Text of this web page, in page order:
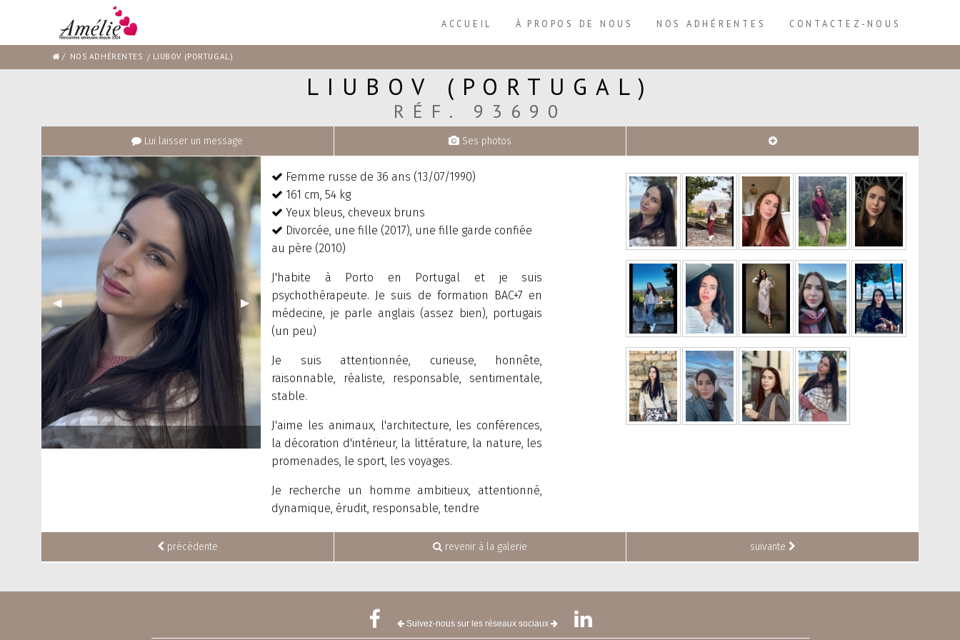
ACCUEIL À PROPOS DE NOUS NOS ADHÉRENTES CONTACTEZ-NOUS
/ NOS ADHÉRENTES
PAGE
COURANTE
LIUBOV (PORTUGAL)
LIUBOV (PORTUGAL)
RÉF. 93690
Lui laisser un message Ses photos
Plus
Précédent
◀︎ Suivant
▶︎
Femme russe de 36 ans (13/07/1990)
161 cm, 54 kg
Yeux bleus, cheveux bruns
Divorcée, une fille (2017), une fille garde confiée
au père (2010)
J'habite à Porto en Portugal et je suis
psychothérapeute. Je suis de formation BAC+7 en
médecine, je parle anglais (assez bien), portugais
(un peu)
Je suis attentionnée, curieuse, honnête,
raisonnable, réaliste, responsable, sentimentale,
stable.
J'aime les animaux, l'architecture, les conférences,
la décoration d'intérieur, la littérature, la nature, les
promenades, le sport, les voyages.
Je recherche un homme ambitieux, attentionné,
dynamique, érudit, responsable, tendre
précédente revenir à la galerie suivante
Suivez-nous sur les réseaux sociaux